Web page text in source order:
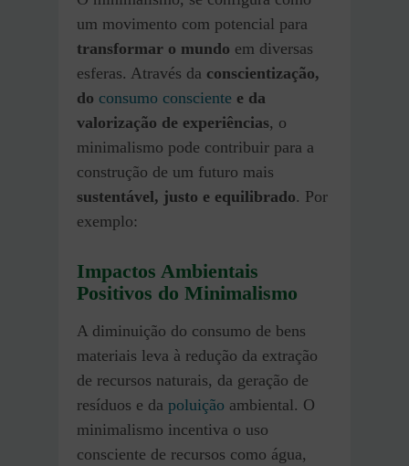
um movimento com potencial para
transformar o mundo em diversas
esferas. Através da conscientização,
do consumo consciente e da
valorização de experiências, o
minimalismo pode contribuir para a
construção de um futuro mais
sustentável, justo e equilibrado. Por
exemplo:
Impactos Ambientais
Positivos do Minimalismo
A diminuição do consumo de bens
materiais leva à redução da extração
de recursos naturais, da geração de
resíduos e da poluição ambiental. O
minimalismo incentiva o uso
consciente de recursos como água,